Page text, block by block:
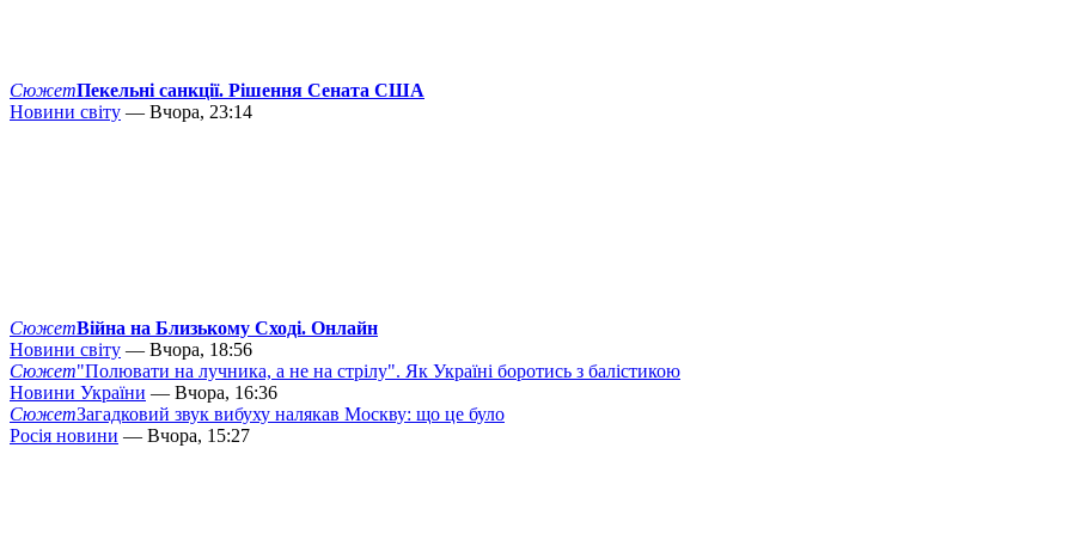
СюжетПекельні санкції. Рішення Сената США
Новини світу — Вчора, 23:14
СюжетВійна на Близькому Сході. Онлайн
Новини світу — Вчора, 18:56
Сюжет"Полювати на лучника, а не на стрілу". Як Україні боротись з балістикою
Новини України — Вчора, 16:36
СюжетЗагадковий звук вибуху налякав Москву: що це було
Росія новини — Вчора, 15:27